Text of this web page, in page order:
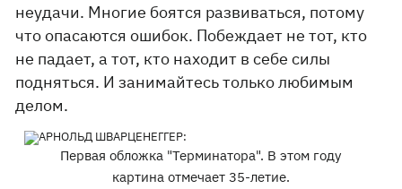
неудачи. Многие боятся развиваться, потому
что опасаются ошибок. Побеждает не тот, кто
не падает, а тот, кто находит в себе силы
подняться. И занимайтесь только любимым
делом.
Первая обложка "Терминатора". В этом году
картина отмечает 35-летие.